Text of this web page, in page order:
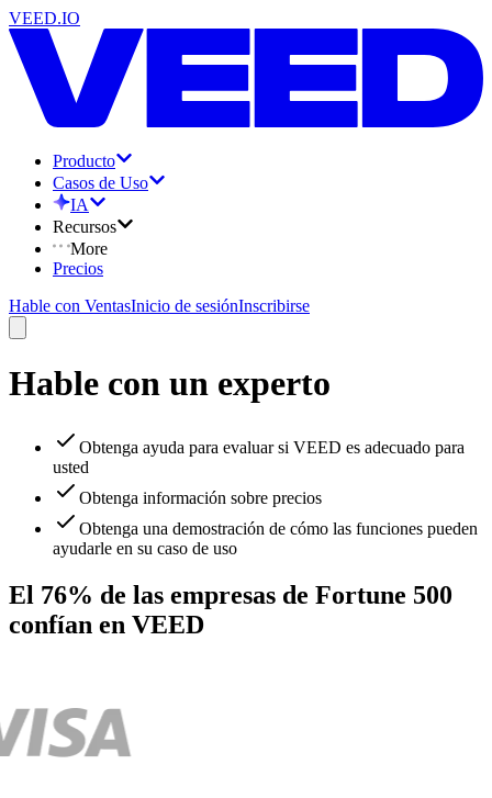
VEED.IO
Producto
Casos de Uso
IA
Recursos
More
Precios
Hable con VentasInicio de sesiónInscribirse
Hable con un experto
Obtenga ayuda para evaluar si VEED es adecuado para
usted
Obtenga información sobre precios
Obtenga una demostración de cómo las funciones pueden
ayudarle en su caso de uso
El 76% de las empresas de Fortune 500
confían en VEED